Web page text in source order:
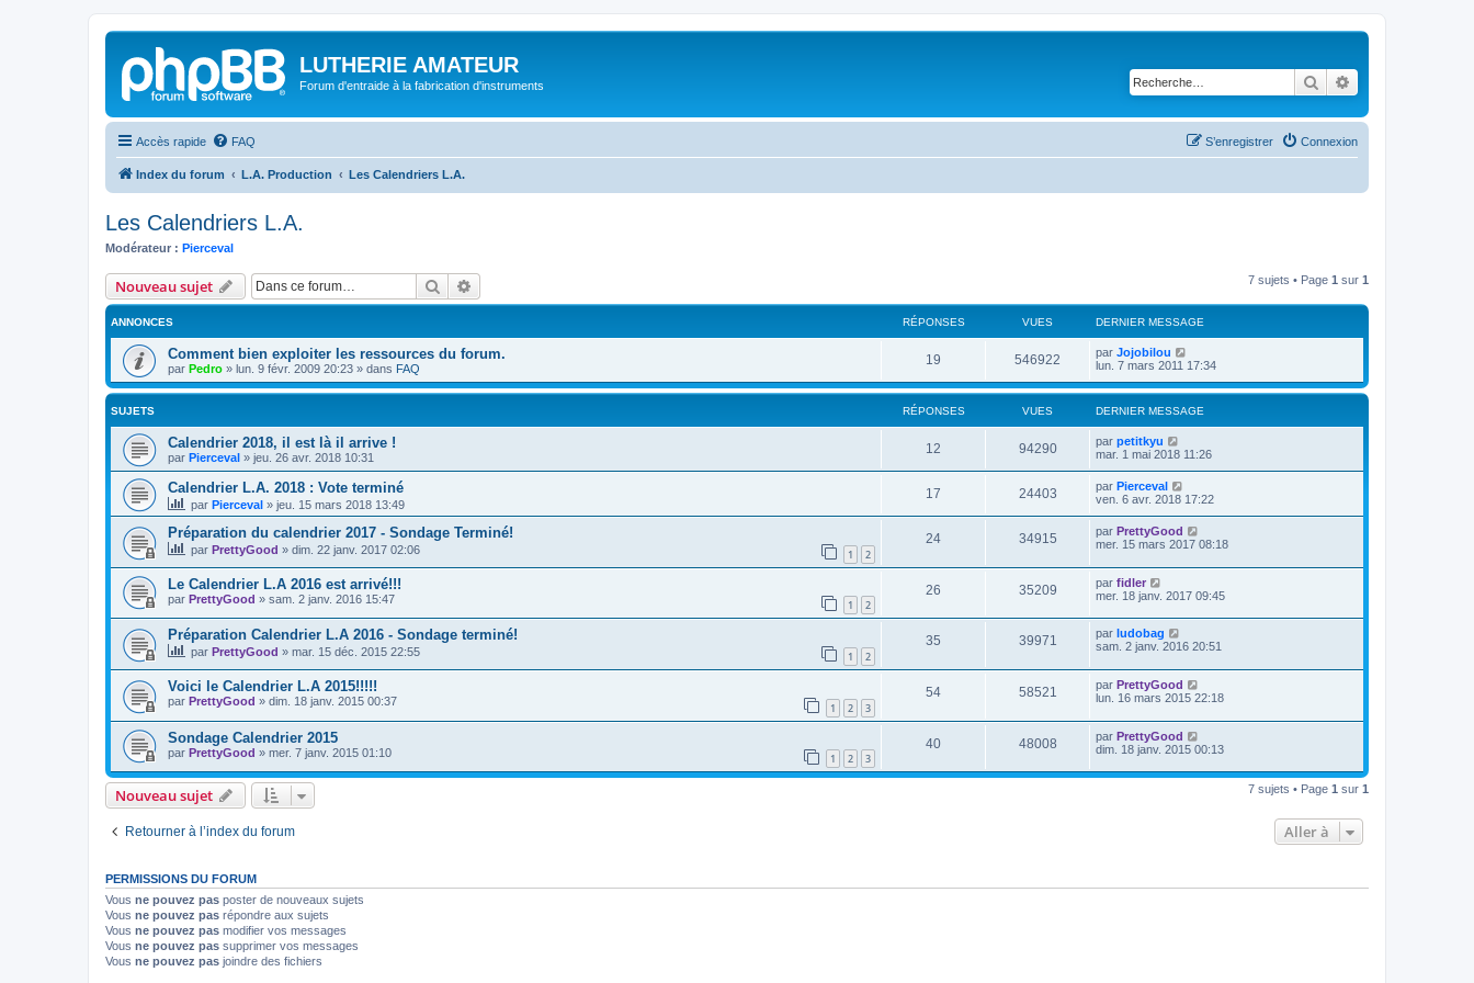
LUTHERIE AMATEUR
Forum d'entraide à la fabrication d'instruments Rechercher
Accès rapide FAQ Connexion
S’enregistrer
Index du forum L.A. Production Les Calendriers L.A.
Les Calendriers L.A.
Modérateur : Pierceval
Nouveau sujet Rechercher 7 sujets • Page 1 sur 1
ANNONCES RÉPONSES VUES DERNIER MESSAGE
Comment bien exploiter les ressources du forum.
par Pedro » lun. 9 févr. 2009 20:23 » dans FAQ
19 546922 par Jojobilou
lun. 7 mars 2011 17:34
SUJETS RÉPONSES VUES DERNIER MESSAGE
Calendrier 2018, il est là il arrive !
par Pierceval » jeu. 26 avr. 2018 10:31
12 94290 par petitkyu
mar. 1 mai 2018 11:26
Calendrier L.A. 2018 : Vote terminé
par Pierceval » jeu. 15 mars 2018 13:49
17 24403 par Pierceval
ven. 6 avr. 2018 17:22
Préparation du calendrier 2017 - Sondage Terminé!
par PrettyGood » dim. 22 janv. 2017 02:06 1 2
24 34915 par PrettyGood
mer. 15 mars 2017 08:18
Le Calendrier L.A 2016 est arrivé!!!
par PrettyGood » sam. 2 janv. 2016 15:47 1 2
26 35209 par fidler
mer. 18 janv. 2017 09:45
Préparation Calendrier L.A 2016 - Sondage terminé!
par PrettyGood » mar. 15 déc. 2015 22:55 1 2
35 39971 par ludobag
sam. 2 janv. 2016 20:51
Voici le Calendrier L.A 2015!!!!!
par PrettyGood » dim. 18 janv. 2015 00:37 1 2 3
54 58521 par PrettyGood
lun. 16 mars 2015 22:18
Sondage Calendrier 2015
par PrettyGood » mer. 7 janv. 2015 01:10 1 2 3
40 48008 par PrettyGood
dim. 18 janv. 2015 00:13
Nouveau sujet 7 sujets • Page 1 sur 1
Retourner à l’index du forum Aller à
PERMISSIONS DU FORUM
Vous ne pouvez pas poster de nouveaux sujets
Vous ne pouvez pas répondre aux sujets
Vous ne pouvez pas modifier vos messages
Vous ne pouvez pas supprimer vos messages
Vous ne pouvez pas joindre des fichiers